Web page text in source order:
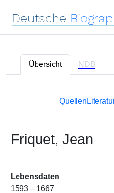
Deutsche
Übersicht NDB
Quellen
Friquet, Jean
Lebensdaten
1593 – 1667